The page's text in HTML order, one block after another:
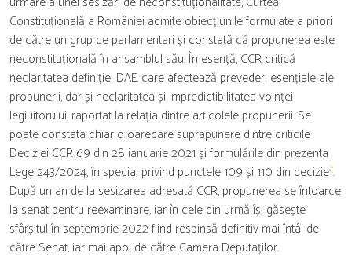
Constituțională a României admite obiecțiunile formulate a priori
de către un grup de parlamentari și constată că propunerea este
neconstituțională în ansamblul său. În esență, CCR critică
neclaritatea definiției DAE, care afectează prevederi esențiale ale
propunerii, dar și neclaritatea și impredictibilitatea voinței
legiuitorului, raportat la relația dintre articolele propunerii. Se
poate constata chiar o oarecare suprapunere dintre criticile
Deciziei CCR 69 din 28 ianuarie 2021 și formulările din prezenta
Lege 243/2024, în special privind punctele 109 și 110 din decizie2.
După un an de la sesizarea adresată CCR, propunerea se întoarce
la senat pentru reexaminare, iar în cele din urmă își găsește
sfârșitul în septembrie 2022 fiind respinsă definitiv mai întâi de
către Senat, iar mai apoi de către Camera Deputaților.